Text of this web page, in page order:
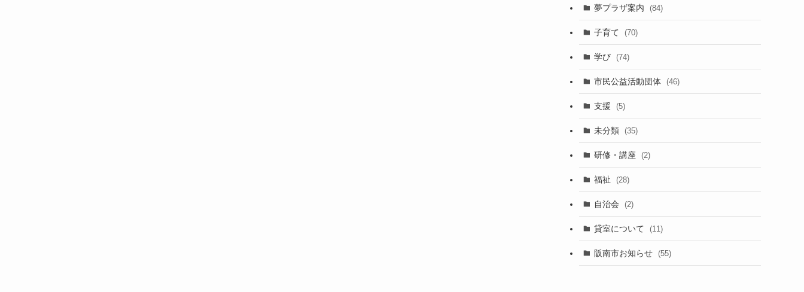
夢プラザ案内 (84)
子育て (70)
学び (74)
市民公益活動団体 (46)
支援 (5)
未分類 (35)
研修・講座 (2)
福祉 (28)
自治会 (2)
貸室について (11)
阪南市お知らせ (55)